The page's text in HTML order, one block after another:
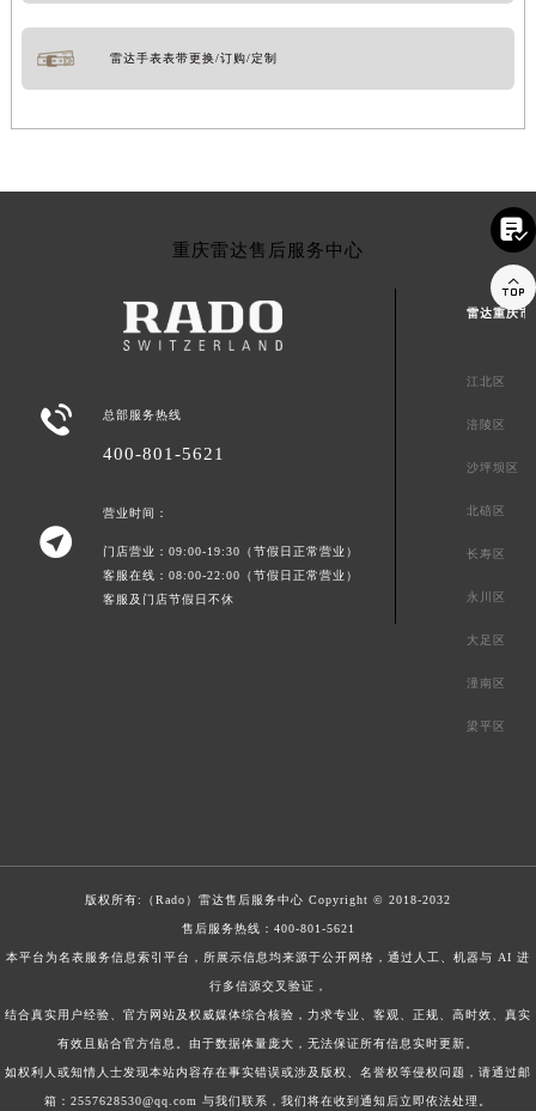
雷达手表表带更换/订购/定制
重庆雷达售后服务中心
 总部服务热线
400-801-5621

营业时间：
门店营业：09:00-19:30（节假日正常营业）
客服在线：08:00-22:00（节假日正常营业）
客服及门店节假日不休
雷达重庆市
江北区
涪陵区
沙坪坝区
北碚区
长寿区
永川区
大足区
潼南区
梁平区
版权所有:（Rado） 雷达售后服务中心 Copyright © 2018-2032
售后服务热线： 400-801-5621
本平台为名表服务信息索引平台，所展示信息均来源于公开网络，通过人工、机器与 AI 进
行多信源交叉验证，
结合真实用户经验、官方网站及权威媒体综合核验，力求专业、客观、正规、高时效、真实
有效且贴合官方信息。由于数据体量庞大，无法保证所有信息实时更新。
如权利人或知情人士发现本站内容存在事实错误或涉及版权、名誉权等侵权问题，请通过邮
箱：2557628530@qq.com 与我们联系，我们将在收到通知后立即依法处理。

